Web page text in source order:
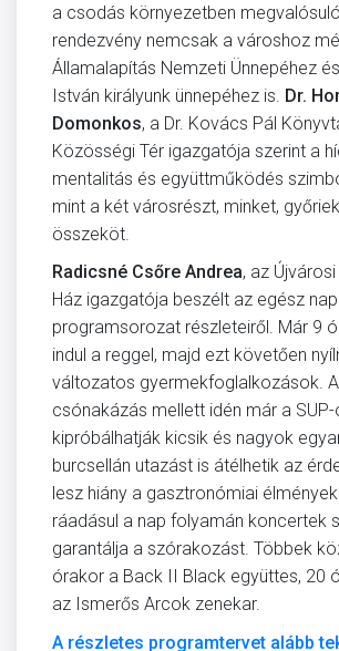
a csodás környezetben
rendezvény nemcsak a városhoz
Államalapítás Nemzeti Ünnepéhez
István királyunk ünnepéhez is. Dr.
Domonkos, a Dr. Kovács Pál
Közösségi Tér igazgatója szerint a
mentalitás és együttműködés
mint a két városrészt, minket,
összeköt.
Radicsné Csőre Andrea, az
Ház igazgatója beszélt az egész
programsorozat részleteiről. Már 9
indul a reggel, majd ezt követően
változatos gyermekfoglalkozások.
csónakázás mellett idén már a SUP-
kipróbálhatják kicsik és nagyok
burcsellán utazást is átélhetik az
lesz hiány a gasztronómiai
ráadásul a nap folyamán koncertek
garantálja a szórakozást. Többek
órakor a Back II Black együttes, 20
az Ismerős Arcok zenekar.
A részletes programtervet alább